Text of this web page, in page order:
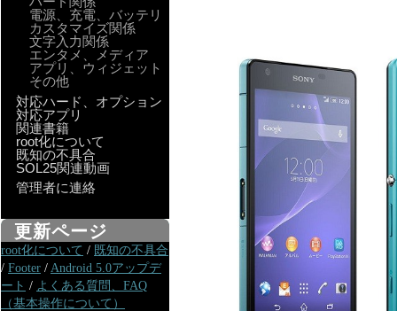
電源、充電、バッテリ
カスタマイズ関係
文字入力関係
エンタメ、メディア
アプリ、ウィジェット
その他
対応ハード、オプション
対応アプリ
関連書籍
root化について
既知の不具合
SOL25関連動画
管理者に連絡
更新ページ
root化について / 既知の不具合
/ Footer / Android 5.0アップデ
ート / よくある質問、FAQ
（基本操作について）